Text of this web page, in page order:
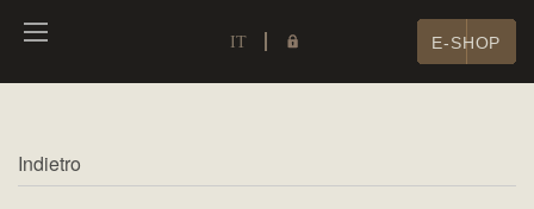
IT E-SHOP
Indietro